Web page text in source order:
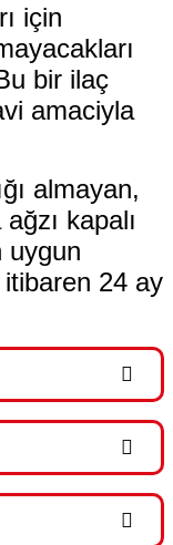
için
bir ilaç
amaciyla
almayan,
kapalı
uygun
24 ay